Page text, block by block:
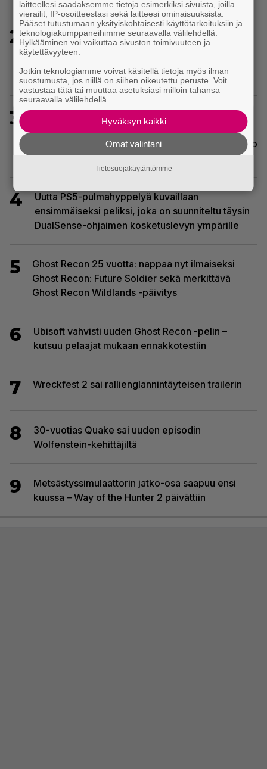
2
Sony on keskustellut jälleenmyyjien kanssa
levyttömyyteen siirtymisestä – Yhdysvalloissa
koteloissa
3
Tulevassa ajopelissä voi kokea
kyytipalveluyrittäjän arjen – jokaisella
matkustajalla on oma hulvaton, koskettava tai outo
tarinansa
4
Uutta PS5-pulmahyppelyä kuvaillaan
ensimmäiseksi peliksi, joka on suunniteltu täysin
DualSense-ohjaimen kosketuslevyn ympärille
5
Ghost Recon 25 vuotta: nappaa nyt ilmaiseksi
Ghost Recon: Future Soldier sekä merkittävä
Ghost Recon Wildlands -päivitys
6
Ubisoft vahvisti uuden Ghost Recon -pelin –
kutsuu pelaajat mukaan ennakkotestiin
7 Wreckfest 2 sai rallienglannintäyteisen trailerin
8
30-vuotias Quake sai uuden episodin
Wolfenstein-kehittäjiltä
9
Metsästyssimulaattorin jatko-osa saapuu ensi
kuussa – Way of the Hunter 2 päivättiin
laitteellesi saadaksemme tietoja esimerkiksi sivuista, joilla
vierailit, IP-osoitteestasi sekä laitteesi ominaisuuksista.
Pääset tutustumaan yksityiskohtaisesti käyttötarkoituksiin ja
teknologiakumppaneihimme seuraavalla välilehdellä.
Hylkääminen voi vaikuttaa sivuston toimivuuteen ja
käytettävyyteen.
Jotkin teknologiamme voivat käsitellä tietoja myös ilman
suostumusta, jos niillä on siihen oikeutettu peruste. Voit
vastustaa tätä tai muuttaa asetuksiasi milloin tahansa
seuraavalla välilehdellä.
Hyväksyn kaikki
Omat valintani
Tietosuojakäytäntömme